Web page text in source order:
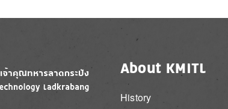
About KMITL
History